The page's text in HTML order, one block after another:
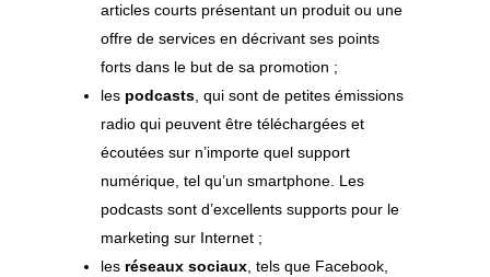
articles courts présentant un produit ou une
offre de services en décrivant ses points
forts dans le but de sa promotion ;
les podcasts , qui sont de petites émissions
radio qui peuvent être téléchargées et
écoutées sur n’importe quel support
numérique, tel qu’un smartphone. Les
podcasts sont d’excellents supports pour le
marketing sur Internet ;
les réseaux sociaux , tels que Facebook,